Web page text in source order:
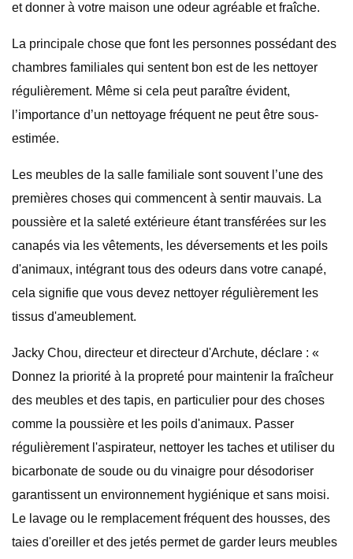
et donner à votre maison une odeur agréable et fraîche.
La principale chose que font les personnes possédant des
chambres familiales qui sentent bon est de les nettoyer
régulièrement. Même si cela peut paraître évident,
l’importance d’un nettoyage fréquent ne peut être sous-
estimée.
Les meubles de la salle familiale sont souvent l’une des
premières choses qui commencent à sentir mauvais. La
poussière et la saleté extérieure étant transférées sur les
canapés via les vêtements, les déversements et les poils
d'animaux, intégrant tous des odeurs dans votre canapé,
cela signifie que vous devez nettoyer régulièrement les
tissus d'ameublement.
Jacky Chou, directeur et directeur d'Archute, déclare : «
Donnez la priorité à la propreté pour maintenir la fraîcheur
des meubles et des tapis, en particulier pour des choses
comme la poussière et les poils d'animaux. Passer
régulièrement l'aspirateur, nettoyer les taches et utiliser du
bicarbonate de soude ou du vinaigre pour désodoriser
garantissent un environnement hygiénique et sans moisi.
Le lavage ou le remplacement fréquent des housses, des
taies d'oreiller et des jetés permet de garder leurs meubles